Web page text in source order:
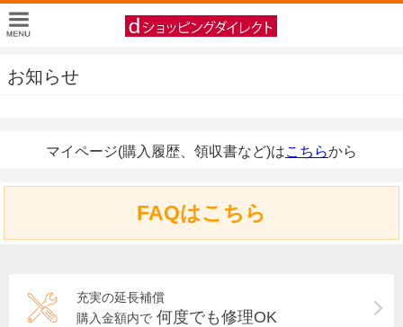
お知らせ
マイページ(購入履歴、領収書など)はこちらから
FAQはこちら
充実の延長補償
購入金額内で 何度でも修理OK